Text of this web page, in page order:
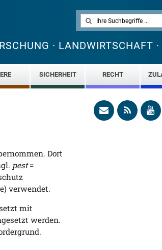
· LANDWIRTSCHAFT
SICHERHEIT RECHT
Dort
pest=
verwendet.
mit
werden.